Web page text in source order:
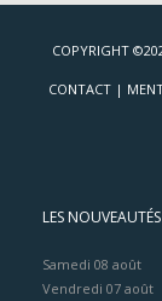
COPYRIGHT
CONTACT |
LES NOUVEAUTÉS
Samedi 08 août
Vendredi 07 août